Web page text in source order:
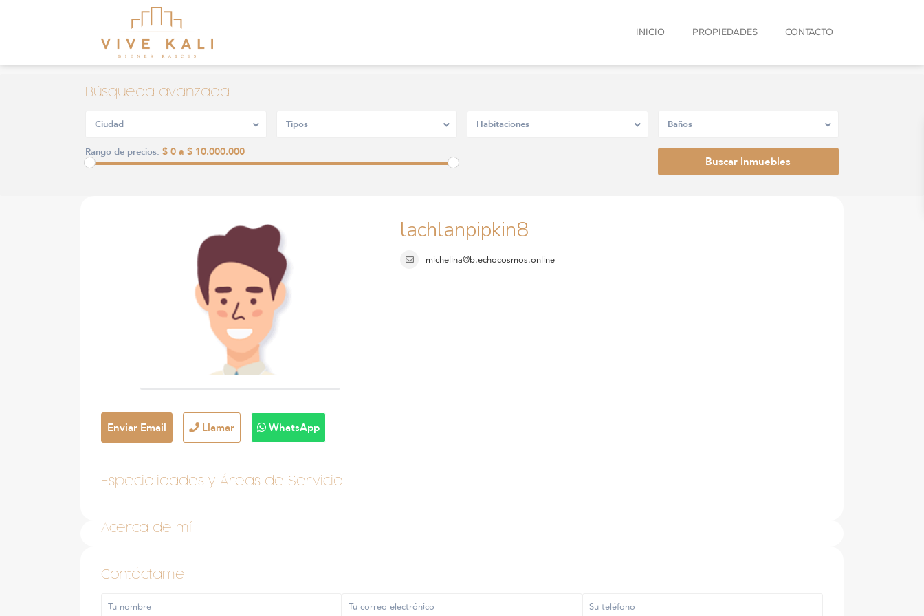
INICIO PROPIEDADES CONTACTO
Búsqueda avanzada
Ciudad Tipos Habitaciones Baños
Rango de precios: $ 0 a $ 10.000.000
lachlanpipkin8
michelina@b.echocosmos.online
Enviar Email Llamar WhatsApp
Especialidades y Áreas de Servicio
Acerca de mí
Contáctame